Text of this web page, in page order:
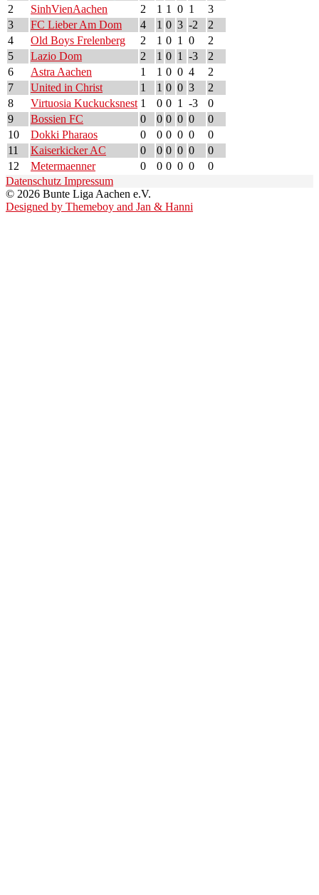
2
SinhVienAachen 2 1 1 0 1
3
3
FC Lieber Am Dom 4 1 0 3 -2
2
4
Old Boys Frelenberg 2 1 0 1 0
2
5
Lazio Dom 2 1 0 1 -3
2
6
Astra Aachen 1 1 0 0 4
2
7
United in Christ 1 1 0 0 3
2
8
Virtuosia Kuckucksnest 1 0 0 1 -3
0
9
Bossien FC 0 0 0 0 0
0
10
Dokki Pharaos 0 0 0 0 0
0
11
Kaiserkicker AC 0 0 0 0 0
0
12
Metermaenner 0 0 0 0 0
0
Datenschutz Impressum
© 2026 Bunte Liga Aachen e.V.
Designed by Themeboy and Jan & Hanni